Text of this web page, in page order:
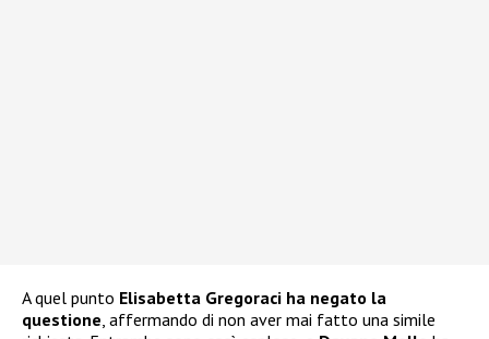
A quel punto Elisabetta Gregoraci ha negato la
questione , affermando di non aver mai fatto una simile